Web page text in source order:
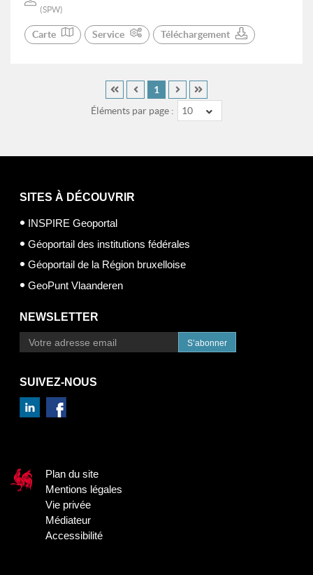
(SPW)
Carte Service Téléchargement
Éléments par page : 10
1
SITES À DÉCOUVRIR
INSPIRE Geoportal
Géoportail des institutions fédérales
Géoportail de la Région bruxelloise
GeoPunt Vlaanderen
NEWSLETTER
S’abonner
SUIVEZ-NOUS
Plan du site
Mentions légales
Vie privée
Médiateur
Accessibilité